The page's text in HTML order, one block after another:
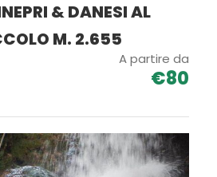
& DANESI AL
M. 2.655
A partire da
€80